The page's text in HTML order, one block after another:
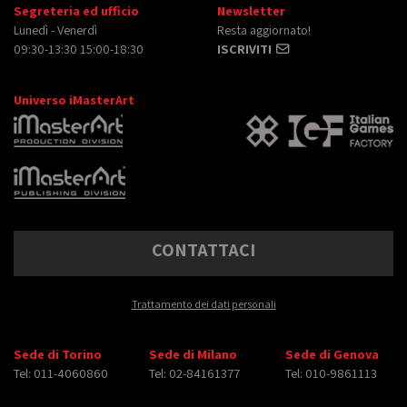
Segreteria ed ufficio
Lunedì - Venerdì
09:30-13:30 15:00-18:30
Newsletter
Resta aggiornato!
ISCRIVITI
Universo iMasterArt
CONTATTACI
Trattamento dei dati personali
Sede di Torino
Tel: 011-4060860
Sede di Milano
Tel: 02-84161377
Sede di Genova
Tel: 010-9861113